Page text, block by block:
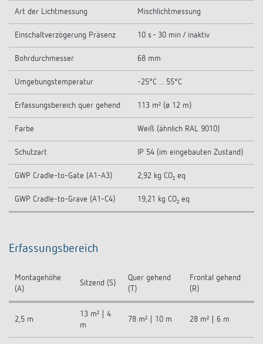
Art der Lichtmessung Mischlichtmessung
Einschaltverzögerung Präsenz 10 s - 30 min / inaktiv
Bohrdurchmesser 68 mm
Umgebungstemperatur -25°C ... 55°C
Erfassungsbereich quer gehend 113 m² (ø 12 m)
Farbe Weiß (ähnlich RAL 9010)
Schutzart IP 54 (im eingebauten Zustand)
GWP Cradle-to-Gate (A1-A3) 2,92 kg CO₂ eq
GWP Cradle-to-Grave (A1-C4) 19,21 kg CO₂ eq
Erfassungsbereich
Montagehöhe
(A)
Sitzend (S)
Quer gehend
(T)
Frontal gehend
(R)
2,5 m
13 m² | 4
m
78 m² | 10 m 28 m² | 6 m